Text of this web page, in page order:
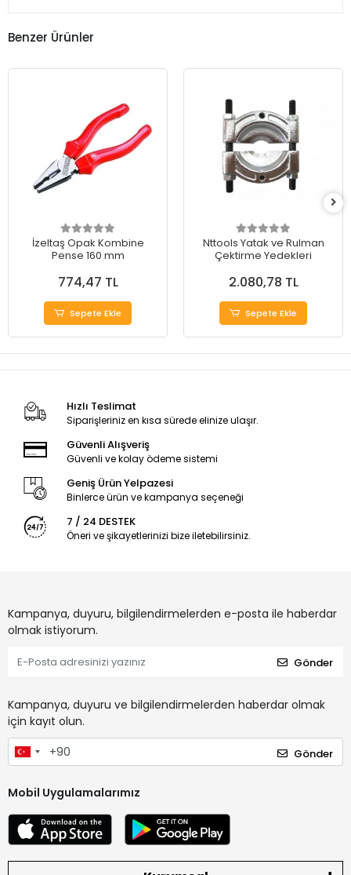
Benzer Ürünler
İzeltaş Opak Kombine
Pense 160 mm
774,47 TL
Sepete Ekle
Nttools Yatak ve Rulman
Çektirme Yedekleri
2.080,78 TL
Sepete Ekle
Hızlı Teslimat
Siparişleriniz en kısa sürede elinize ulaşır.
Güvenli Alışveriş
Güvenli ve kolay ödeme sistemi
Geniş Ürün Yelpazesi
Binlerce ürün ve kampanya seçeneği
7 / 24 DESTEK
Öneri ve şikayetlerinizi bize iletebilirsiniz.
Kampanya, duyuru, bilgilendirmelerden e-posta ile haberdar
olmak istiyorum.
Gönder
Kampanya, duyuru ve bilgilendirmelerden haberdar olmak
için kayıt olun.
Gönder
Mobil Uygulamalarımız